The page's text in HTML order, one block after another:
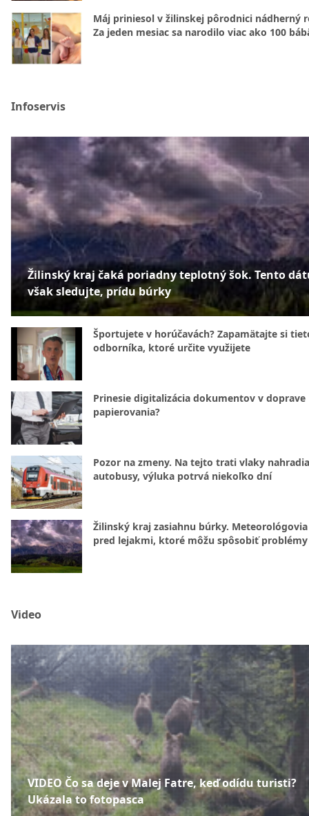
Máj priniesol v žilinskej pôrodnici nádherný
Za jeden mesiac sa narodilo viac ako 100
Infoservis
Žilinský kraj čaká poriadny teplotný šok. Tento
však sledujte, prídu búrky
Športujete v horúčavách? Zapamätajte si
odborníka, ktoré určite využijete
Prinesie digitalizácia dokumentov v doprave
papierovania?
Pozor na zmeny. Na tejto trati vlaky nahradia
autobusy, výluka potrvá niekoľko dní
Žilinský kraj zasiahnu búrky.
pred lejakmi, ktoré môžu spôsobiť problémy
Video
VIDEO Čo sa deje v Malej Fatre, keď odídu turisti?
Ukázala to fotopasca